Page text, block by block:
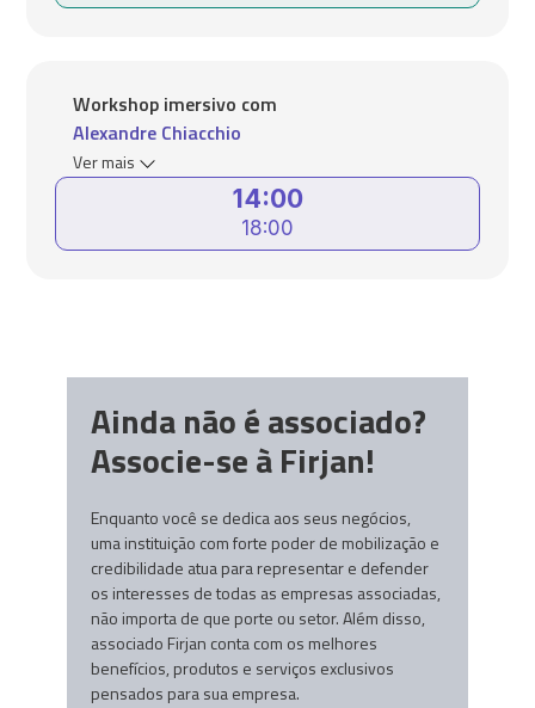
14:00
18:00
Workshop imersivo com
Alexandre Chiacchio
Ver mais
Ainda não é associado?
Associe-se à Firjan!
Enquanto você se dedica aos seus negócios,
uma instituição com forte poder de mobilização e
credibilidade atua para representar e defender
os interesses de todas as empresas associadas,
não importa de que porte ou setor. Além disso,
associado Firjan conta com os melhores
benefícios, produtos e serviços exclusivos
pensados para sua empresa.